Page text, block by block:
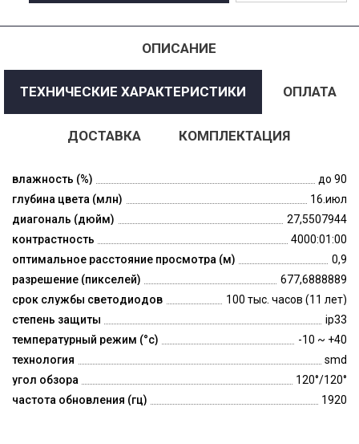
ОПИСАНИЕ
ТЕХНИЧЕСКИЕ ХАРАКТЕРИСТИКИ ОПЛАТА
ДОСТАВКА КОМПЛЕКТАЦИЯ
влажность (%)
до 90
глубина цвета (млн)
16.июл
диагональ (дюйм)
27,5507944
контрастность
4000:01:00
оптимальное расстояние просмотра (м)
0,9
разрешение (пикселей)
677,6888889
срок службы светодиодов
100 тыс. часов (11 лет)
степень защиты
ip33
температурный режим (°c)
-10 ~ +40
технология
smd
угол обзора
120°/120°
частота обновления (гц)
1920